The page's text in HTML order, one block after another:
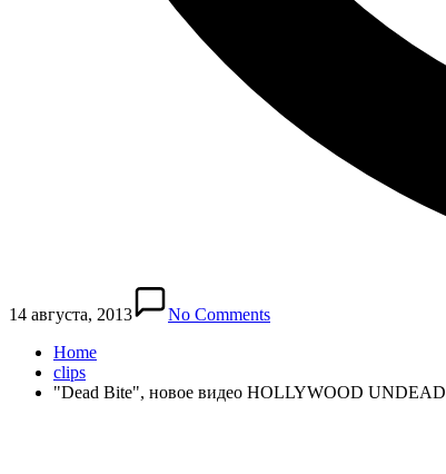
14 августа, 2013
No Comments
Home
clips
"Dead Bite", новое видео HOLLYWOOD UNDEAD